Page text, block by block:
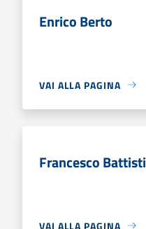
Enrico Berto
VAI ALLA PAGINA
Francesco Battisti
VAI ALLA PAGINA